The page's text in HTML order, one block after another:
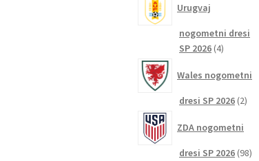
Urugvaj
nogometni dresi
SP 2026 44
Wales nogometni
dresi SP 2026 22
ZDA nogometni
dresi SP 2026 9898